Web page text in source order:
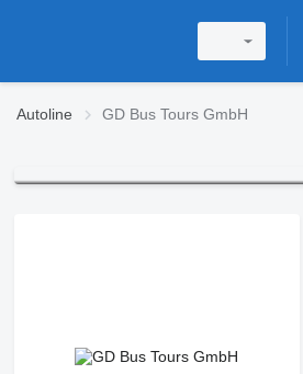
Autoline GD Bus Tours GmbH